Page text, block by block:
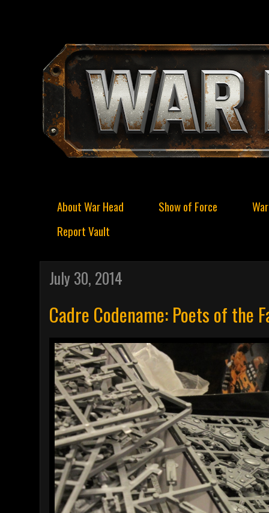
About War Head Show of Force
Report Vault
July 30, 2014
Cadre Codename: Poets of the